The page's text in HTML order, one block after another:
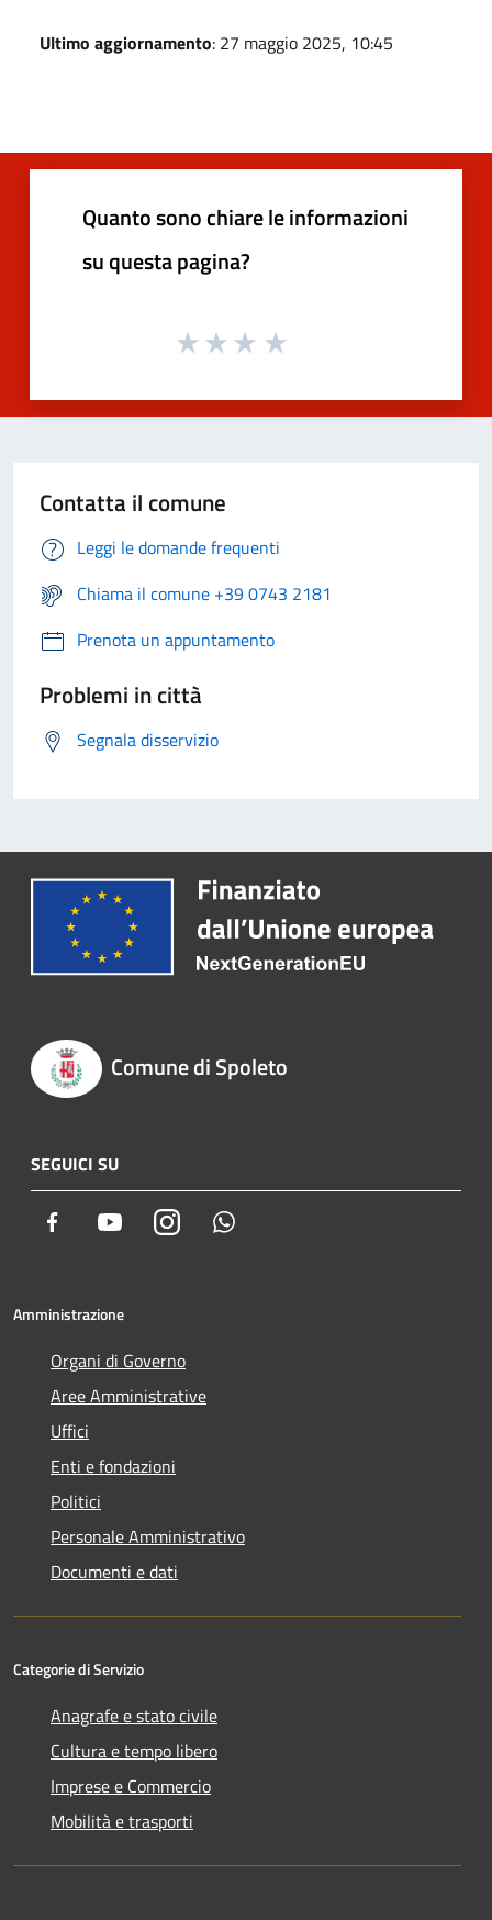
Ultimo aggiornamento: 27 maggio 2025, 10:45
Quanto sono chiare le informazioni
su questa pagina?
Contatta il comune
Leggi le domande frequenti
Chiama il comune +39 0743 2181
Prenota un appuntamento
Problemi in città
Segnala disservizio
Comune di Spoleto
SEGUICI SU
Facebook YoutubeInstagram
Amministrazione
Organi di Governo
Aree Amministrative
Uffici
Enti e fondazioni
Politici
Personale Amministrativo
Documenti e dati
Categorie di Servizio
Anagrafe e stato civile
Cultura e tempo libero
Imprese e Commercio
Mobilità e trasporti